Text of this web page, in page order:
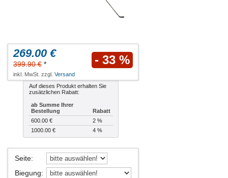
269.00 €
399.90 € * - 33 %
inkl. MwSt. zzgl. Versand
Auf dieses Produkt erhalten Sie
zusätzlichen Rabatt:
ab Summe Ihrer
Bestellung
Rabatt
600.00 €
2 %
1000.00 €
4 %
Seite:
Biegung: